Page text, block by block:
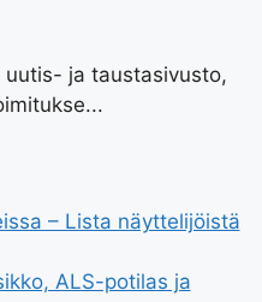
ja taustasivusto,
– Lista näyttelijöistä
ALS-potilas ja